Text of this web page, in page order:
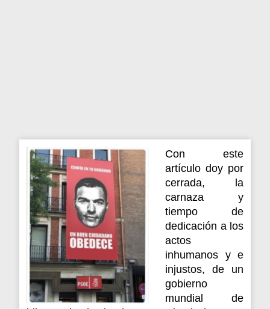
Con este
artículo doy por
cerrada, la
carnaza y
tiempo de
dedicación a los
actos
inhumanos y e
injustos, de un
gobierno
mundial de